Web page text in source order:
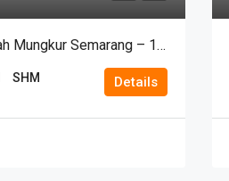
Jual Rumah Jl.Welirang.Gajah Mungkur Semarang – 10962
SHM Details